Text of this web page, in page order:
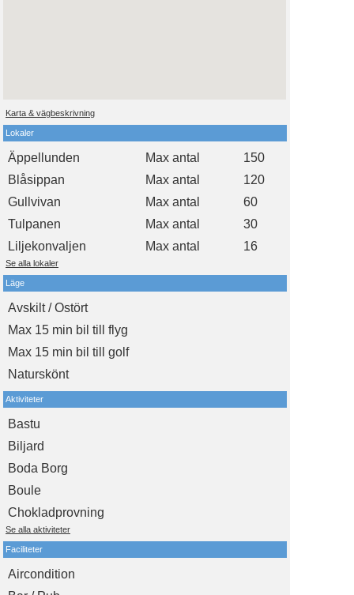
Karta & vägbeskrivning
Lokaler
Äppellunden Max antal
150
Blåsippan
Max antal
120
Gullvivan
Max antal
60
Tulpanen
Max antal
30
Liljekonvaljen
Max antal 16
Se alla lokaler
Läge
Avskilt / Ostört
Max 15 min bil till flyg
Max 15 min bil till golf
Naturskönt
Aktiviteter
Bastu
Biljard
Boda Borg
Boule
Chokladprovning
Se alla aktiviteter
Faciliteter
Aircondition